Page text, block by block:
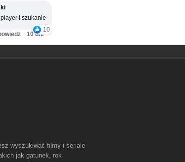
i szukanie
10
10 dni
wyszukiwać filmy i seriale
jak gatunek, rok